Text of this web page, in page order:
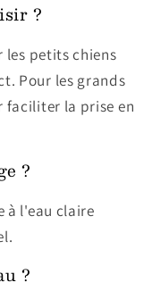
?
les petits chiens
Pour les grands
faciliter la prise en
?
à l'eau claire
?